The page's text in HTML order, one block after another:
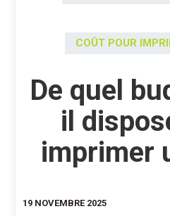
COÛT POUR
De quel
il
imprimer
19 NOVEMBRE 2025